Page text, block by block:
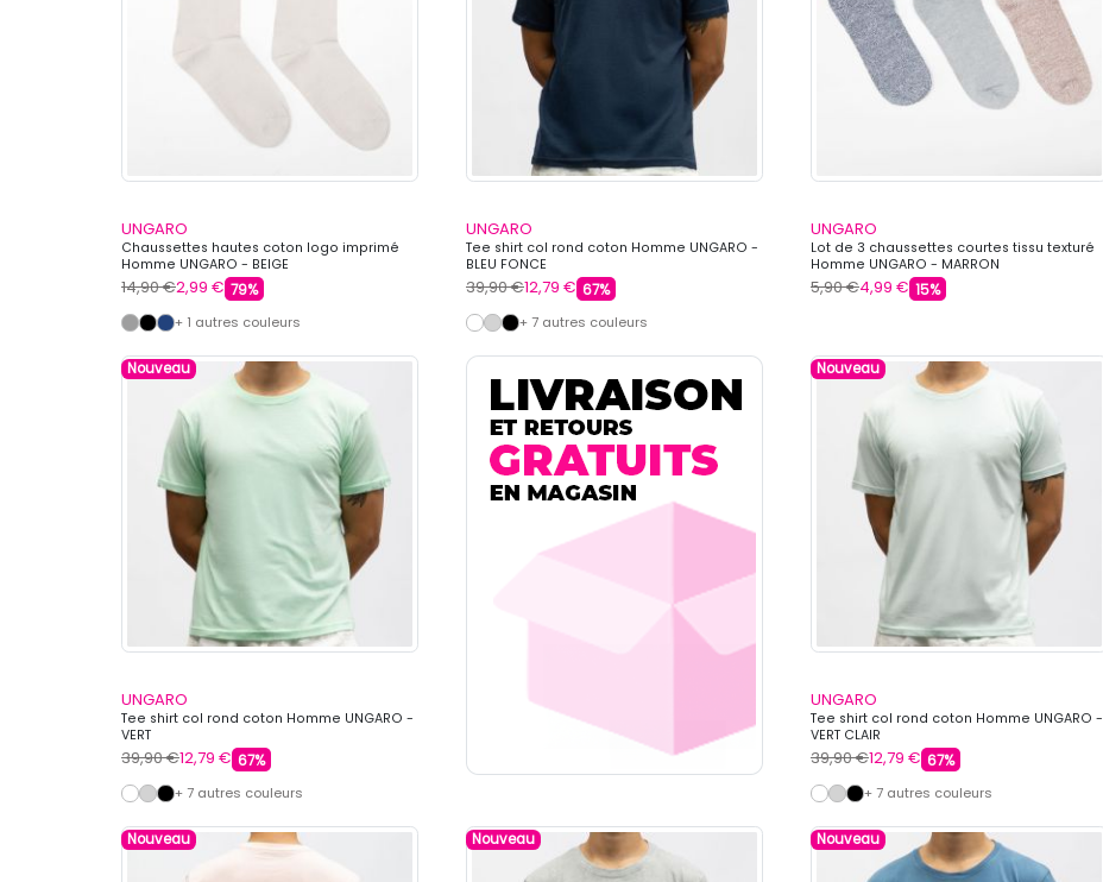
UNGARO
Chaussettes hautes coton logo imprimé
Homme UNGARO - BEIGE
14,90 €2,99 € 79%
+ 1 autres couleurs
UNGARO
Tee shirt col rond coton Homme UNGARO -
BLEU FONCE
39,90 €12,79 € 67%
+ 7 autres couleurs
UNGARO
Lot de 3 chaussettes courtes tissu texturé
Homme UNGARO - MARRON
5,90 €4,99 € 15%
Nouveau
UNGARO
Tee shirt col rond coton Homme UNGARO -
VERT
39,90 €12,79 € 67%
+ 7 autres couleurs
Nouveau
UNGARO
Tee shirt col rond coton Homme UNGARO -
VERT CLAIR
39,90 €12,79 € 67%
+ 7 autres couleurs
Nouveau Nouveau Nouveau